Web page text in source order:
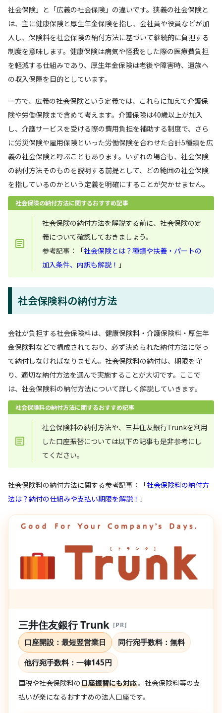
社会保険」と「広義の社会保険」の違いです。狭義の社会保険と
は、主に健康保険と厚生年金保険を指し、会社員や役員などが加
入し、保険料を社会保険の納付方法に基づいて継続的に負担する
制度を意味します。健康保険は病気や怪我をした際の医療費負担
を軽減する仕組みであり、厚生年金保険は老後や障害時、遺族へ
の収入保障を目的としています。
一方で、広義の社会保険という定義では、これらに加えて介護保
険や労働保険まで含めて考えます。介護保険は40歳以上が加入
し、介護サービスを受ける際の費用負担を補助する制度で、さら
に労災保険や雇用保険といった労働保険を合わせた合計5種類を広
義の社会保険と呼ぶこともあります。いずれの場合も、社会保険
の納付方法そのものを説明する前提として、どの範囲の社会保険
を指しているのかという定義を明確にすることが欠かせません。
社会保険の納付方法に関するおすすめ記事
社会保険の納付方法を解説する前に、社会保険の定
義について確認しておきましょう。
参考記事：「社会保険とは？種類や扶養・パートの
加入条件、内訳も解説！ 」
社会保険料の納付方法
会社が負担する社会保険料は、健康保険料・介護保険料・厚生年
金保険料などで構成されており、必ず決められた納付方法に従っ
て納付しなければなりません。社会保険料の納付は、期限を守
り、適切な納付方法を選んで実施することが大切です。ここで
は、社会保険料の納付方法について詳しく解説していきます。
社会保険料の納付方法に関するおすすめ記事
社会保険料の納付方法や、三井住友銀行Trunkを利用
した口座振替については以下の記事も是非参考にし
てください。
社会保険料の納付方法に関する参考記事：「社会保険料の納付方
法は？納付の仕組みや支払い期限を解説！ 」
三井住友銀行 Trunk ［PR］
口座開設：最短翌営業日 同行宛手数料： 無料
他行宛手数料： 一律145円
国税や社会保険料の口座振替にも対応。社会保険料等の支
払いが楽になるおすすめの法人口座です。